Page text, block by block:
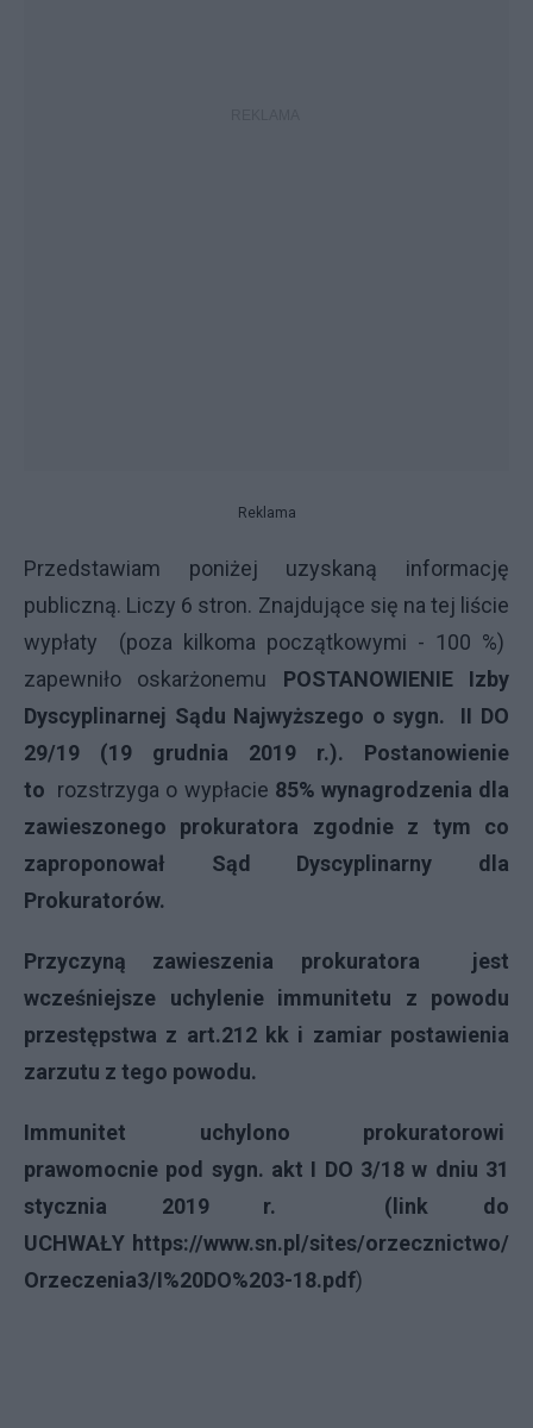
Reklama
Przedstawiam poniżej uzyskaną informację
publiczną. Liczy 6 stron. Znajdujące się na tej liście
wypłaty (poza kilkoma początkowymi - 100 %)
zapewniło oskarżonemu POSTANOWIENIE Izby
Dyscyplinarnej Sądu Najwyższego o sygn. II DO
29/19 (19 grudnia 2019 r.). Postanowienie
to rozstrzyga o wypłacie 85% wynagrodzenia dla
zawieszonego prokuratora zgodnie z tym co
zaproponował Sąd Dyscyplinarny dla
Prokuratorów.
Przyczyną zawieszenia prokuratora jest
wcześniejsze uchylenie immunitetu z powodu
przestępstwa z art.212 kk i zamiar postawienia
zarzutu z tego powodu.
Immunitet uchylono prokuratorowi
prawomocnie pod sygn. akt I DO 3/18 w dniu 31
stycznia 2019 r. (link do
UCHWAŁY https://www.sn.pl/sites/orzecznictwo/
Orzeczenia3/I%20DO%203-18.pdf)